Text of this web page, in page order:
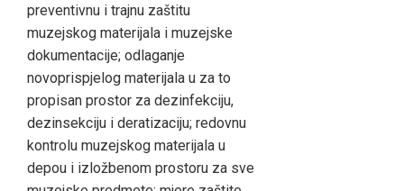
preventivnu i trajnu zaštitu
muzejskog materijala i muzejske
dokumentacije; odlaganje
novoprispjelog materijala u za to
propisan prostor za dezinfekciju,
dezinsekciju i deratizaciju; redovnu
kontrolu muzejskog materijala u
depou i izložbenom prostoru za sve